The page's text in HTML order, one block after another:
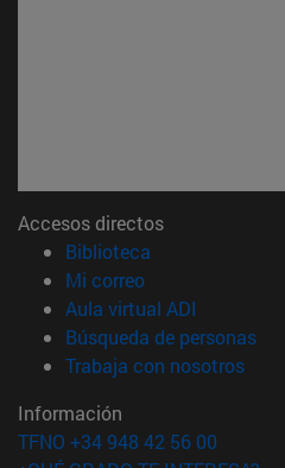
Accesos directos
Biblioteca
Mi correo(abre en nueva
Aula virtual ADI
Búsqueda de personas
Trabaja con nosotros
Información
TFNO +34 948 42 56 00